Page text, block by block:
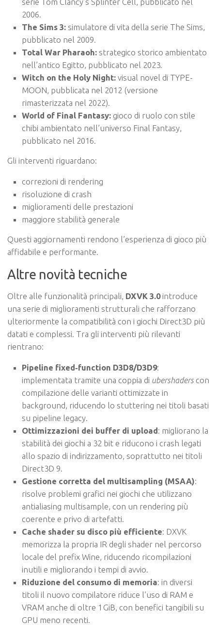
2006.
The Sims 3: simulatore di vita della serie The Sims,
pubblicato nel 2009.
Total War Pharaoh: strategico storico ambientato
nell’antico Egitto, pubblicato nel 2023.
Witch on the Holy Night: visual novel di TYPE-
MOON, pubblicata nel 2012 (versione
rimasterizzata nel 2022).
World of Final Fantasy: gioco di ruolo con stile
chibi ambientato nell’universo Final Fantasy,
pubblicato nel 2016.
Gli interventi riguardano:
correzioni di rendering
risoluzione di crash
miglioramenti delle prestazioni
maggiore stabilità generale
Questi aggiornamenti rendono l’esperienza di gioco più
affidabile e performante.
Altre novità tecniche
Oltre alle funzionalità principali, DXVK 3.0introduce
una serie di miglioramenti strutturali che rafforzano
ulteriormente la compatibilità con i giochi Direct3D più
datati e complessi. Tra gli interventi più rilevanti
rientrano:
Pipeline fixed‑function D3D8/D3D9:
implementata tramite una coppia di ubershaderscon
compilazione delle varianti ottimizzate in
background, riducendo lo stuttering nei titoli basati
su pipeline legacy.
Ottimizzazioni dei buffer di upload: migliorano la
stabilità dei giochi a 32 bit e riducono i crash legati
allo spazio di indirizzamento, soprattutto nei titoli
Direct3D 9.
Gestione corretta del multisampling (MSAA):
risolve problemi grafici nei giochi che utilizzano
antialiasing multisample, con un rendering più
coerente e privo di artefatti.
Cache shader su disco più efficiente: DXVK
memorizza la propria IR degli shader nel percorso
locale del prefix Wine, riducendo ricompilazioni
inutili e migliorando i tempi di avvio.
Riduzione del consumo di memoria: in diversi
titoli il nuovo compilatore riduce l’uso di RAM e
VRAM anche di oltre 1 GiB, con benefici tangibili su
GPU meno recenti.